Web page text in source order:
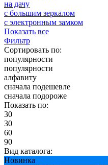
на дачу
с большим зеркалом
с электронным замком
Показать все
Фильтр
Сортировать по:
популярности
популярности
алфавиту
сначала подешевле
сначала подороже
Показать по:
30
30
60
90
Вид каталога:
Новинка